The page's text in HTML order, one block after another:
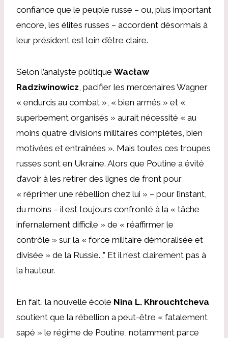
confiance que le peuple russe – ou, plus important
encore, les élites russes – accordent désormais à
leur président est loin d’être claire.
Selon l’analyste politique Wacław
Radziwinowicz , pacifier les mercenaires Wagner
« endurcis au combat », « bien armés » et «
superbement organisés » aurait nécessité « au
moins quatre divisions militaires complètes, bien
motivées et entraînées ». Mais toutes ces troupes
russes sont en Ukraine. Alors que Poutine a évité
d’avoir à les retirer des lignes de front pour
« réprimer une rébellion chez lui » – pour l’instant,
du moins – il est toujours confronté à la « tâche
infernalement difficile » de « réaffirmer le
contrôle » sur la « force militaire démoralisée et
divisée » de la Russie. .” Et il n’est clairement pas à
la hauteur.
En fait, la nouvelle école Nina L. Khrouchtcheva
soutient que la rébellion a peut-être « fatalement
sapé » le régime de Poutine, notamment parce